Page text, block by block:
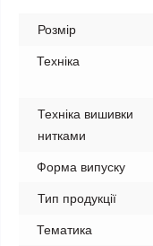
Розмір
Техніка
Техніка вишивки
нитками
Форма випуску
Тип продукції
Тематика